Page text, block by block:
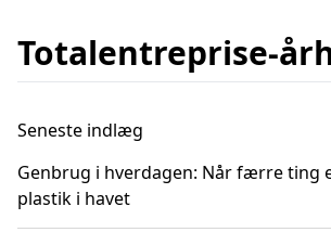
Totalentreprise-
Seneste indlæg
Genbrug i hverdagen: Når færre ting
plastik i havet